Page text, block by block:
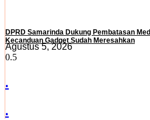
DPRD Samarinda Dukung Pembatasan
Kecanduan Gadget Sudah Meresahkan
Agustus 5, 2026
.
.